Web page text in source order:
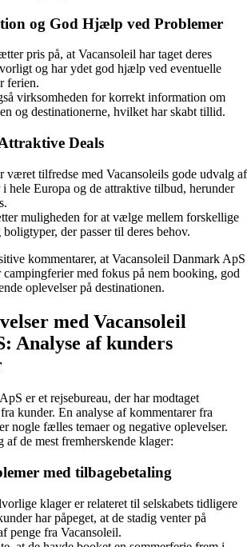
og God Hjælp ved Problemer
pris på, at Vacansoleil har taget deres
og har ydet god hjælp ved eventuelle
ferien.
virksomheden for korrekt information om
og destinationerne, hvilket har skabt tillid.
Deals
været tilfredse med Vacansoleils gode udvalg af
i hele Europa og de attraktive tilbud, herunder
muligheden for at vælge mellem forskellige
der passer til deres behov.
kommentarer, at Vacansoleil Danmark ApS
med fokus på nem booking, god
oplevelser på destinationen.
med Vacansoleil
Analyse af kunders
er et rejsebureau, der har modtaget
kunder. En analyse af kommentarer fra
nogle fælles temaer og negative oplevelser.
af de mest fremherskende klager:
med tilbagebetaling
klager er relateret til selskabets tidligere
har påpeget, at de stadig venter på
penge fra Vacansoleil.